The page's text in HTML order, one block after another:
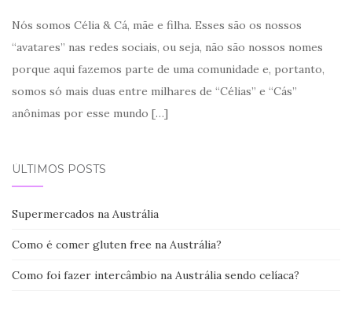
Nós somos Célia & Cá, mãe e filha. Esses são os nossos
“avatares” nas redes sociais, ou seja, não são nossos nomes
porque aqui fazemos parte de uma comunidade e, portanto,
somos só mais duas entre milhares de “Célias” e “Cás”
anônimas por esse mundo […]
ÚLTIMOS POSTS
Supermercados na Austrália
Como é comer gluten free na Austrália?
Como foi fazer intercâmbio na Austrália sendo celíaca?